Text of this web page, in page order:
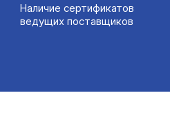
Наличие сертификатов
ведущих поставщиков